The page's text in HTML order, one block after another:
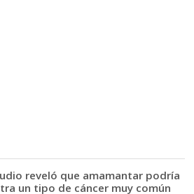
reveló que amamantar podría
un tipo de cáncer muy común